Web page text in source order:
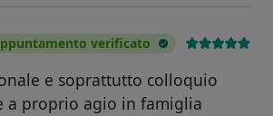
verificato
e soprattutto colloquio
a proprio agio in famiglia